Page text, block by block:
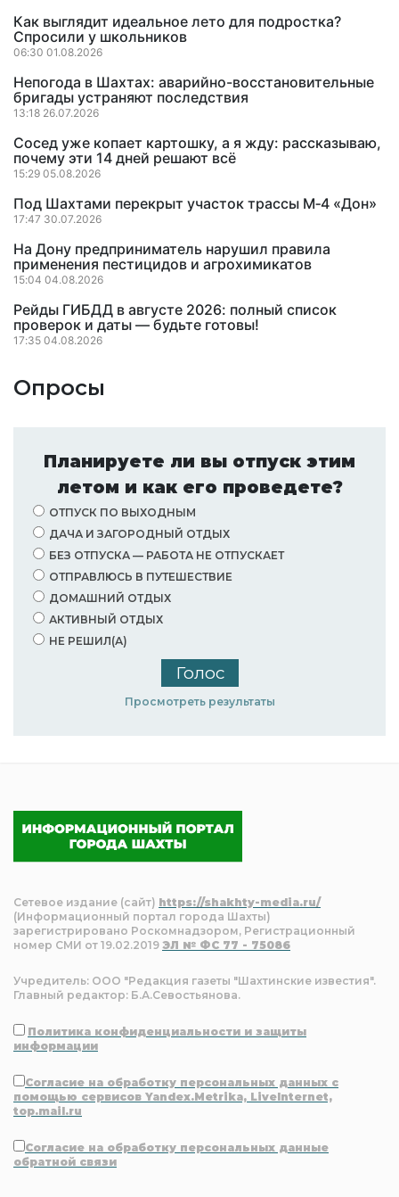
Как выглядит идеальное лето для подростка?
Спросили у школьников
06:30 01.08.2026
Непогода в Шахтах: аварийно-восстановительные
бригады устраняют последствия
13:18 26.07.2026
Сосед уже копает картошку, а я жду: рассказываю,
почему эти 14 дней решают всё
15:29 05.08.2026
Под Шахтами перекрыт участок трассы М‑4 «Дон»
17:47 30.07.2026
На Дону предприниматель нарушил правила
применения пестицидов и агрохимикатов
15:04 04.08.2026
Рейды ГИБДД в августе 2026: полный список
проверок и даты — будьте готовы!
17:35 04.08.2026
Опросы
Планируете ли вы отпуск этим
летом и как его проведете?
ОТПУСК ПО ВЫХОДНЫМ
ДАЧА И ЗАГОРОДНЫЙ ОТДЫХ
БЕЗ ОТПУСКА — РАБОТА НЕ ОТПУСКАЕТ
ОТПРАВЛЮСЬ В ПУТЕШЕСТВИЕ
ДОМАШНИЙ ОТДЫХ
АКТИВНЫЙ ОТДЫХ
НЕ РЕШИЛ(А)
Просмотреть результаты
Сетевое издание (сайт) https://shakhty-media.ru/
(Информационный портал города Шахты)
зарегистрировано Роскомнадзором, Регистрационный
номер СМИ от 19.02.2019 ЭЛ № ФС 77 - 75086
Учредитель: ООО "Редакция газеты "Шахтинские известия".
Главный редактор: Б.А.Севостьянова.
Политика конфиденциальности и защиты
информации
Согласие на обработку персональных данных с
помощью сервисов Yandex.Metrika, LiveInternet,
top.mail.ru
Согласие на обработку персональных данные
обратной связи